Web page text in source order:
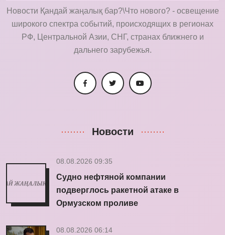
Новости Қандай жаңалық бар?\Что нового? - освещение
широкого спектра событий, происходящих в регионах
РФ, Центральной Азии, СНГ, странах ближнего и
дальнего зарубежья.
Новости
08.08.2026 09:35
Судно нефтяной компании
подверглось ракетной атаке в
Ормузском проливе
08.08.2026 06:14